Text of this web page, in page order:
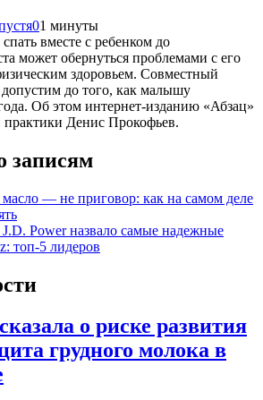
01 минуты
вместе с ребенком до
может обернуться проблемами с его
здоровьем. Совместный
допустим до того, как малышу
Об этом интернет-изданию «Абзац»
практики Денис Прокофьев.
записям
— не приговор: как на самом деле
Power назвало самые надежные
топ-5 лидеров
о риске развития
грудного молока в